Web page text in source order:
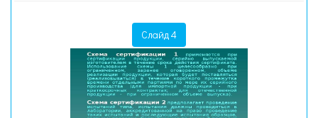
Слайд 4